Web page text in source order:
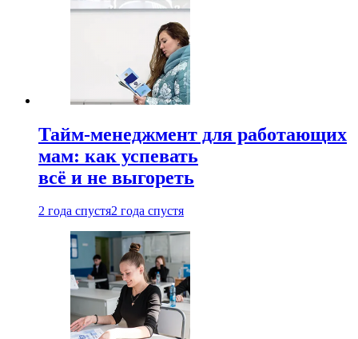
Тайм-менеджмент для работающих
мам: как успевать
всё и не выгореть
2 года спустя2 года спустя